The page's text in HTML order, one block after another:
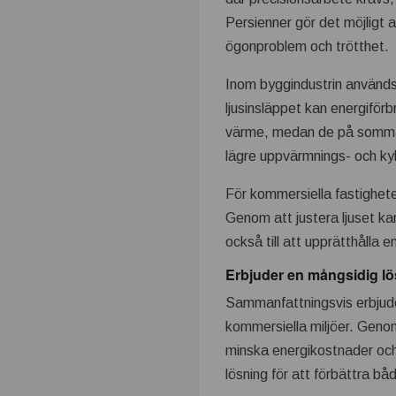
Persienner gör det möjligt
ögonproblem och trötthet.
Inom byggindustrin
ljusinsläppet kan
värme, medan de på
lägre uppvärmnings- och
För kommersiella
Genom att justera ljuset
också till att upprätthålla
Erbjuder en mångsidig
Sammanfattningsvis
kommersiella miljöer.
minska energikostnader
lösning för att förbättra